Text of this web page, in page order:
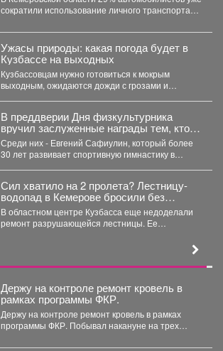
сократили использование личного транспорта
Ужасы природы: какая погода будет в
Кузбассе на выходных
Кузбассовцам нужно готовиться к мокрым
выходным, ожидаются дожди с грозами и
В преддверии Дня физкультурника
вручил заслуженные награды тем, кто
посвятил свою жизнь спорту и
воспитанию чемпионов.
Среди них - Евгений Сафиулин, который более
30 лет развивает спортивную гимнастику в
Сил хватило на 2 пролета? Лестницу-
водопад в Кемерове бросили без
ремонта
В областном центре Кузбасса еще недоделали
ремонт разрушающейся лестницы. Ее
Держу на контроле ремонт кровель в
рамках программы ФКР.
Держу на контроле ремонт кровель в рамках
программы ФКР. Побывал накануне на трех